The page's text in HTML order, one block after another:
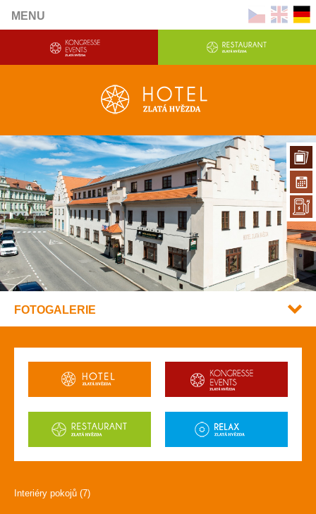
MENU
FOTOGALERIE
Interiéry pokojů (7)